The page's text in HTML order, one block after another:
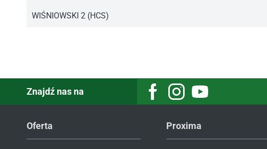
Instrukcja pilot T4.pdf
WIŚNIOWSKI 2 (HCS)
Znajdź nas na FacebookInstagramYoutube
Oferta Proxima